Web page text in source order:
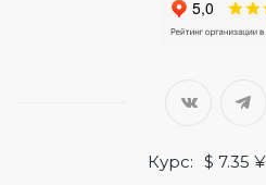
Курс: $ 7.35 ¥